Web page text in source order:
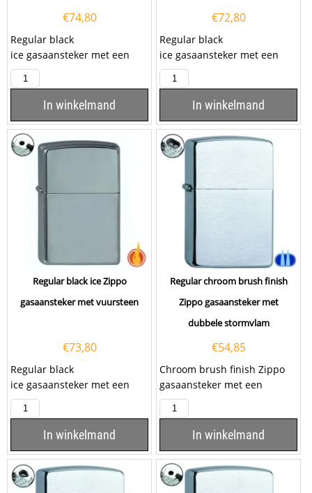
€74,80
Regular black
ice gasaansteker met een
dubbele stormvlam. De
Zippo heeft een Black ice...
In winkelmand
€72,80
Regular black
ice gasaansteker met een
stormvlam. De Zippo heeft
een Black ice hoogglans...
In winkelmand
Regular black ice Zippo
gasaansteker met vuursteen
€73,80
Regular black
ice gasaansteker met een
stormvlam. De Zippo heeft
een Black ice hoogglans...
In winkelmand
Regular chroom brush finish
Zippo gasaansteker met
dubbele stormvlam
€54,85
Chroom brush finish Zippo
gasaansteker met een
dubbele stormvlam. Deze
Zippo aansteker heeft...
In winkelmand